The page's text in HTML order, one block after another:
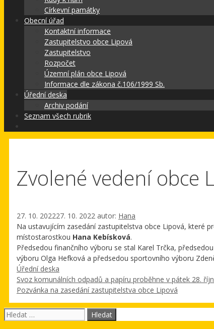
Církevní památky
Obecní úřad
Kontaktní informace
Zastupitelstvo obce Lipová
Zastupitelstvo
Rozpočet
Územní plán obce Lipová
Informace dle zákona č.106/1999 Sb.
Úřední deska
Archiv podání
Seznam všech rubrik
Zvolené vedení obce
27. 10. 202227. 10. 2022 autor: Hana
Na ustavujícím zasedání zastupitelstva obce Lipová, které
místostarostkou Hana Kebísková.
Předsedou finančního výboru se stal Karel Trčka,
výboru Olga Hefková a předsedou sportovního výboru
Rubriky
Úřední deska
Svoz komunálních odpadů a papíru proběhne v pátek 28.
Pozvánka na zasedání zastupitelstva obce Lipová
Hledat: